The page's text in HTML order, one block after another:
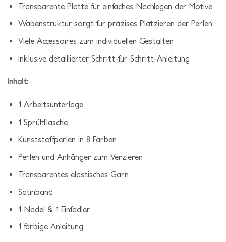
Transparente Platte für einfaches Nachlegen der Motive
Wabenstruktur sorgt für präzises Platzieren der Perlen
Viele Accessoires zum individuellen Gestalten
Inklusive detaillierter Schritt-für-Schritt-Anleitung
Inhalt:
1 Arbeitsunterlage
1 Sprühflasche
Kunststoffperlen in 8 Farben
Perlen und Anhänger zum Verzieren
Transparentes elastisches Garn
Satinband
1 Nadel & 1 Einfädler
1 farbige Anleitung